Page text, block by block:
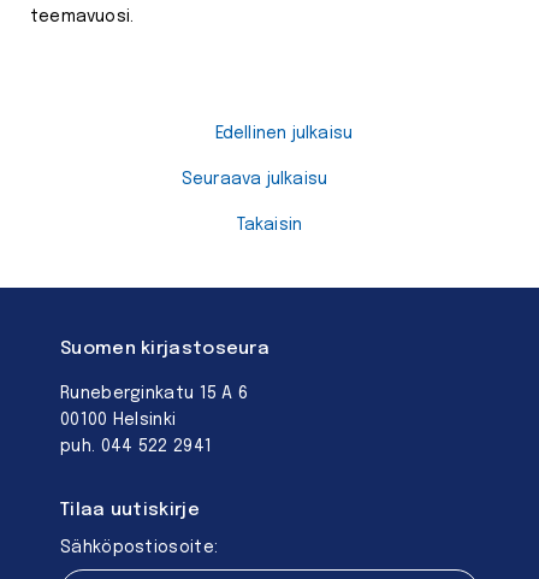
teemavuosi.
Edellinen julkaisu
Takaisin
Seuraava julkaisu
Suomen kirjastoseura
Runeberginkatu 15 A 6
00100 Helsinki
puh. 044 522 2941
Tilaa uutiskirje
Sähköpostiosoite: